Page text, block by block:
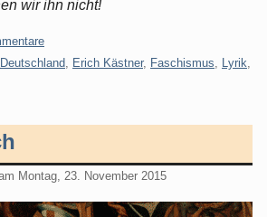
wir ihn nicht!
Deutschland Erich Kästner, Faschismus Lyrik
Montag, 23. November 2015